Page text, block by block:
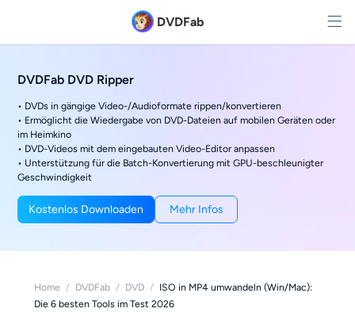
DVDFab
DVDFab DVD Ripper
• DVDs in gängige Video-/Audioformate rippen/konvertieren
• Ermöglicht die Wiedergabe von DVD-Dateien auf mobilen Geräten oder
im Heimkino
• DVD-Videos mit dem eingebauten Video-Editor anpassen
• Unterstützung für die Batch-Konvertierung mit GPU-beschleunigter
Geschwindigkeit
Kostenlos Downloaden Mehr Infos
Home / DVDFab / DVD / ISO in MP4 umwandeln (Win/Mac):
Die 6 besten Tools im Test 2026